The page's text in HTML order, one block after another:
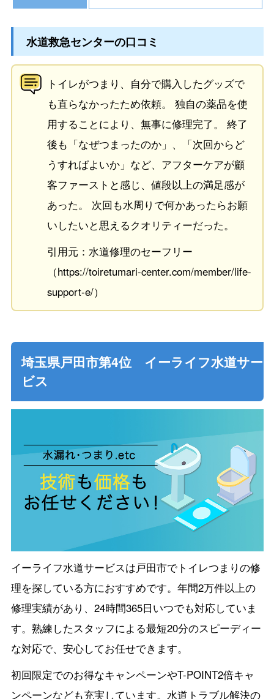
水道救急センターの口コミ
トイレがつまり、自分で購入したグッズで
も直らなかったため依頼。 独自の薬品を使
用することにより、無事に修理完了。 終了
後も「なぜつまったのか」、「次回からど
うすればよいか」など、アフターケアが顧
客ファーストと感じ、値段以上の満足感が
あった。 次回も水周りで何かあったらお願
いしたいと思えるクオリティーだった。
引用元：水道修理のセーフリー
（https://toiretumari-center.com/member/life-
support-e/）
埼玉県戸田市第4位 イーライフ水道サー
ビス
イーライフ水道サービスは戸田市でトイレつまりの修
理を探している方におすすめです。年間2万件以上の
修理実績があり、24時間365日いつでも対応していま
す。熟練したスタッフによる最短20分のスピーディー
な対応で、安心してお任せできます。
初回限定でのお得なキャンペーンやT-POINT2倍キャ
ンペーンなども充実しています。水道トラブル解決の